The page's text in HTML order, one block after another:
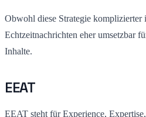
Obwohl diese Strategie komplizierter
Echtzeitnachrichten eher umsetzbar
Inhalte.
EEAT
EEAT steht für Experience,